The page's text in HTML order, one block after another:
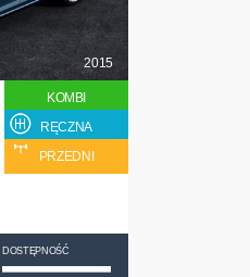
2015
KOMBI
RĘCZNA
PRZEDNI
DOSTĘPNOŚĆ